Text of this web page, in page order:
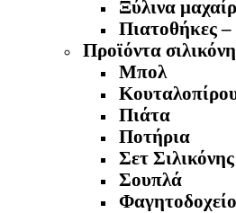
Ξύλινα
Πιατοθήκες
Προϊόντα
Μπολ
Πιάτα
Ποτήρια
Σετ Σιλικόνης
Σουπλά
Φαγητοδοχείο